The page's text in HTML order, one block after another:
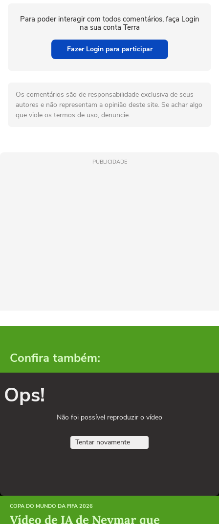
Para poder interagir com todos comentários, faça Login
na sua conta Terra
Fazer Login para participar
Os comentários são de responsabilidade exclusiva de seus
autores e não representam a opinião deste site. Se achar algo
que viole os termos de uso, denuncie.
PUBLICIDADE
Confira também:
Ops!
Não foi possível reproduzir o vídeo
Tentar novamente
COPA DO MUNDO DA FIFA 2026
Vídeo de IA de Neymar que